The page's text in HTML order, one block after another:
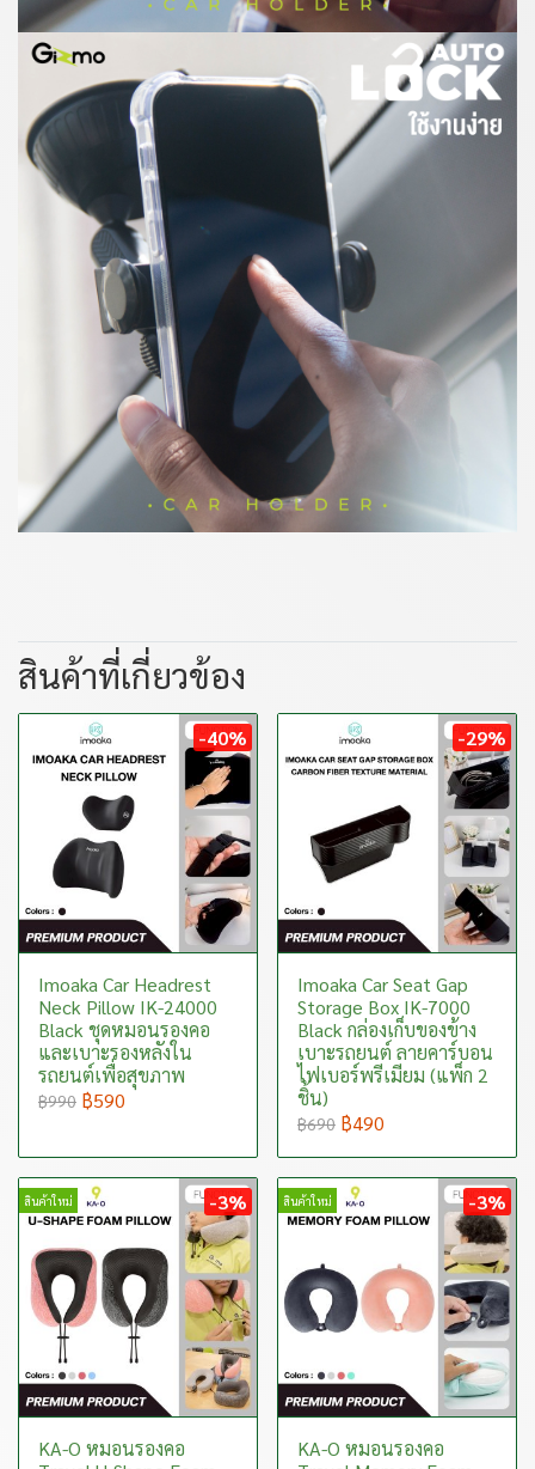
สินค้าที่เกี่ยวข้อง
-40%
Imoaka Car Headrest
Neck Pillow IK-24000
Black ชุดหมอนรองคอ
และเบาะรองหลังใน
รถยนต์เพื่อสุขภาพ
฿990 ฿590
-29%
Imoaka Car Seat Gap
Storage Box IK-7000
Black กล่องเก็บของข้าง
เบาะรถยนต์ ลายคาร์บอน
ไฟเบอร์พรีเมียม (แพ็ก 2
ชิ้น)
฿690 ฿490
สินค้าใหม่ -3%
KA-O หมอนรองคอ
สินค้าใหม่ -3%
KA-O หมอนรองคอ